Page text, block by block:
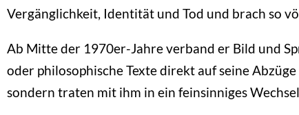
Vergänglichkeit, Identität und Tod und brach so
Ab Mitte der 1970er-Jahre verband er Bild und
oder philosophische Texte direkt auf seine
sondern traten mit ihm in ein feinsinniges